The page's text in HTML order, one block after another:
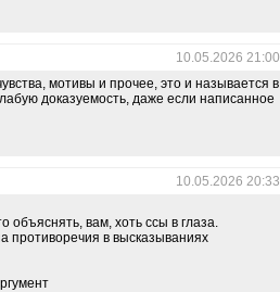
10.05.2026 21:00
мотивы и прочее, это и называется в
доказуемость, даже если написанное
10.05.2026 20:33
объяснять, вам, хоть ссы в глаза.
противоречия в высказываниях